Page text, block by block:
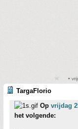
•
TargaFlorio
Op vrijdag
het volgende: